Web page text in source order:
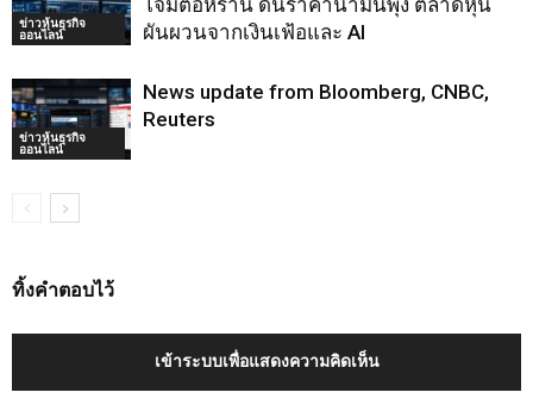
ข่าวหุ้นธุรกิจ
ออนไลน์
ผันผวนจากเงินเฟ้อและ AI
ข่าวหุ้นธุรกิจ
ออนไลน์
News update from Bloomberg, CNBC,
Reuters
ทิ้งคำตอบไว้
เข้าระบบเพื่อแสดงความคิดเห็น